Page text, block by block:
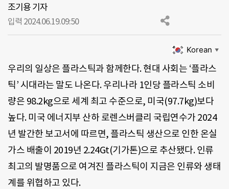
조기용 기자
입력 2024.06.19.09:50
Korean ▼
우리의 일상은 플라스틱과 함께한다. 현대 사회는 ‘플라스
틱’ 시대라는 말도 나온다. 우리나라 1인당 플라스틱 소비
량은 98.2kg으로 세계 최고 수준으로, 미국(97.7kg)보다
높다. 미국 에너지부 산하 로렌스버클리 국립연수가 2024
년 발간한 보고서에 따르면, 플라스틱 생산으로 인한 온실
가스 배출이 2019년 2.24Gt(기가톤)으로 추산됐다. 인류
최고의 발명품으로 여겨진 플라스틱이 지금은 인류와 생태
계를 위협하고 있다.